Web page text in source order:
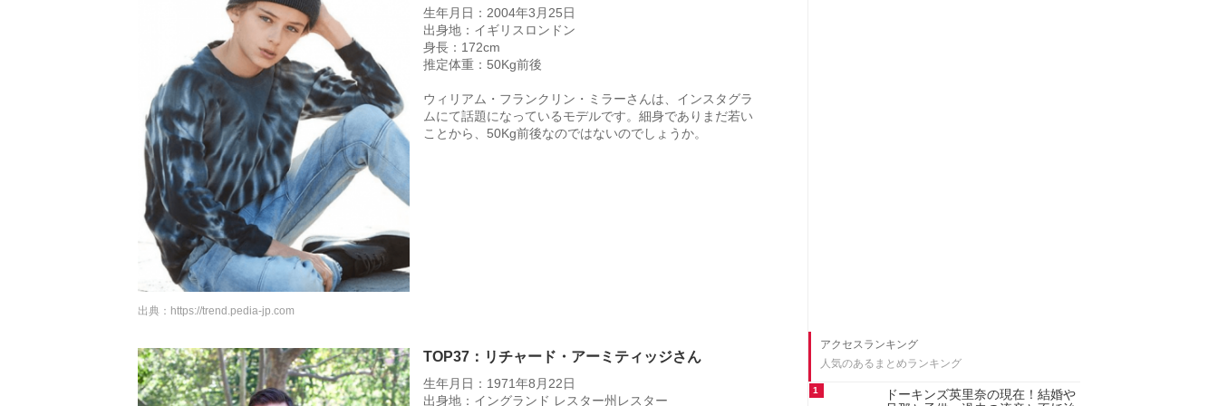
生年月日：2004年3月25日
出身地：イギリスロンドン
身長：172cm
推定体重：50Kg前後
ウィリアム・フランクリン・ミラーさんは、インスタグラ
ムにて話題になっているモデルです。細身でありまだ若い
ことから、50Kg前後なのではないのでしょうか。
出典： https://trend.pedia-jp.com
TOP37：リチャード・アーミティッジさん
生年月日：1971年8月22日
出身地：イングランド レスター州レスター
アクセスランキング
人気のあるまとめランキング
1
ドーキンズ英里奈の現在！結婚や